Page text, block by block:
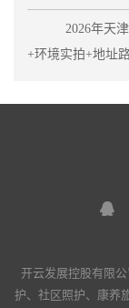
2026年天津养
+环境实拍+地址
开云发展控股有限
护、社区照护、康养